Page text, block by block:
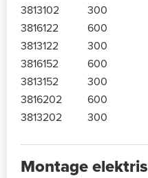
3813102
300
3816122
600
3813122
300
3816152
600
3813152
300
3816202
600
3813202
300
Montage